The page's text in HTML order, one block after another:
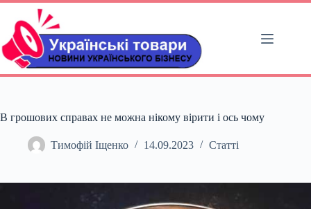
Перейти
вмісту
В грошових справах не можна нікому вірити і ось чому
Тимофій Іщенко 14.09.2023 Статті